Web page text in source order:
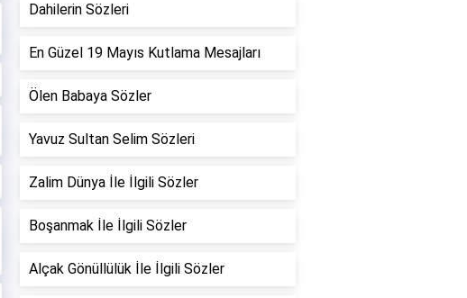
Dahilerin Sözleri
En Güzel 19 Mayıs Kutlama Mesajları
Ölen Babaya Sözler
Yavuz Sultan Selim Sözleri
Zalim Dünya İle İlgili Sözler
Boşanmak İle İlgili Sözler
Alçak Gönüllülük İle İlgili Sözler